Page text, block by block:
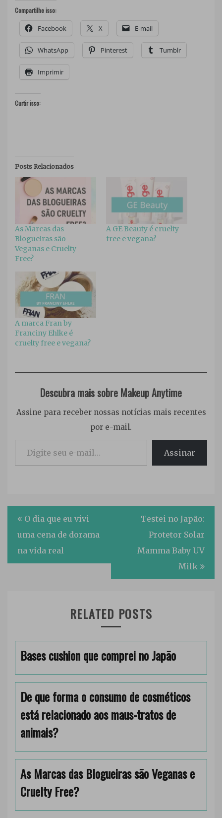
Compartilhe isso:
Facebook X E-mail
WhatsApp Pinterest Tumblr
Imprimir
Curtir isso:
Posts Relacionados
As Marcas das
Blogueiras são
Veganas e Cruelty
Free?
A GE Beauty é cruelty
free e vegana?
A marca Fran by
Franciny Ehlke é
cruelty free e vegana?
Descubra mais sobre Makeup Anytime
Assine para receber nossas notícias mais recentes
por e-mail.
Digite seu e-mail…
Assinar
Navegação
Post
O dia que eu vivi
uma cena de dorama
na vida real
Testei no Japão:
Protetor Solar
Mamma Baby UV
Milk
RELATED POSTS
Bases cushion que comprei no Japão
De que forma o consumo de cosméticos
está relacionado aos maus-tratos de
animais?
As Marcas das Blogueiras são Veganas e
Cruelty Free?